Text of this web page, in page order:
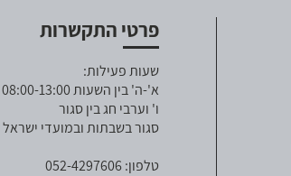
פרטי התקשרות
שעות פעילות:
א'-ה' בין השעות 08:00-13:00
ו' וערבי חג בין סגור
סגור בשבתות ובמועדי ישראל
טלפון: 052-4297606